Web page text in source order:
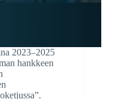
2023–2025
hankkeen